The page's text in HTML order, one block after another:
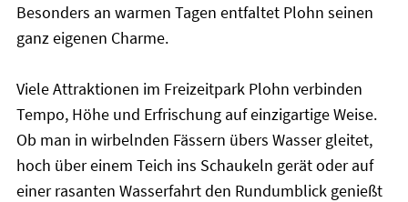
Besonders an warmen Tagen entfaltet Plohn seinen
ganz eigenen Charme.
Viele Attraktionen im Freizeitpark Plohn verbinden
Tempo, Höhe und Erfrischung auf einzigartige Weise.
Ob man in wirbelnden Fässern übers Wasser gleitet,
hoch über einem Teich ins Schaukeln gerät oder auf
einer rasanten Wasserfahrt den Rundumblick genießt